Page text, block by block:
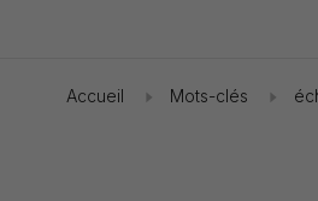
Accueil Mots-clés